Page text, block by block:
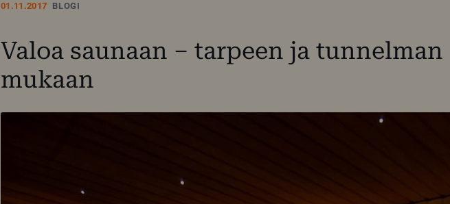
01.11.2017 BLOGI
Valoa saunaan – tarpeen ja tunnelman
mukaan